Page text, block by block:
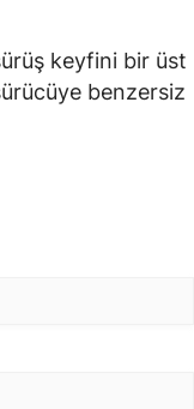
keyfini bir üst
benzersiz